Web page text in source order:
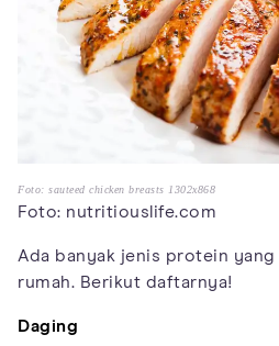
Foto: sauteed chicken breasts 1302x868
Foto: nutritiouslife.com
Ada banyak jenis protein
rumah. Berikut daftarnya!
Daging